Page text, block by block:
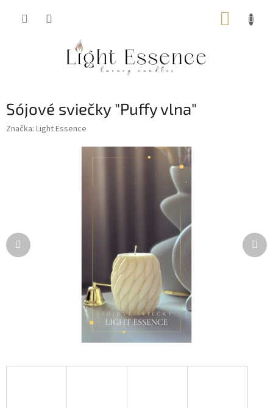
Sójové sviečky "Puffy vlna"
Značka: Light Essence